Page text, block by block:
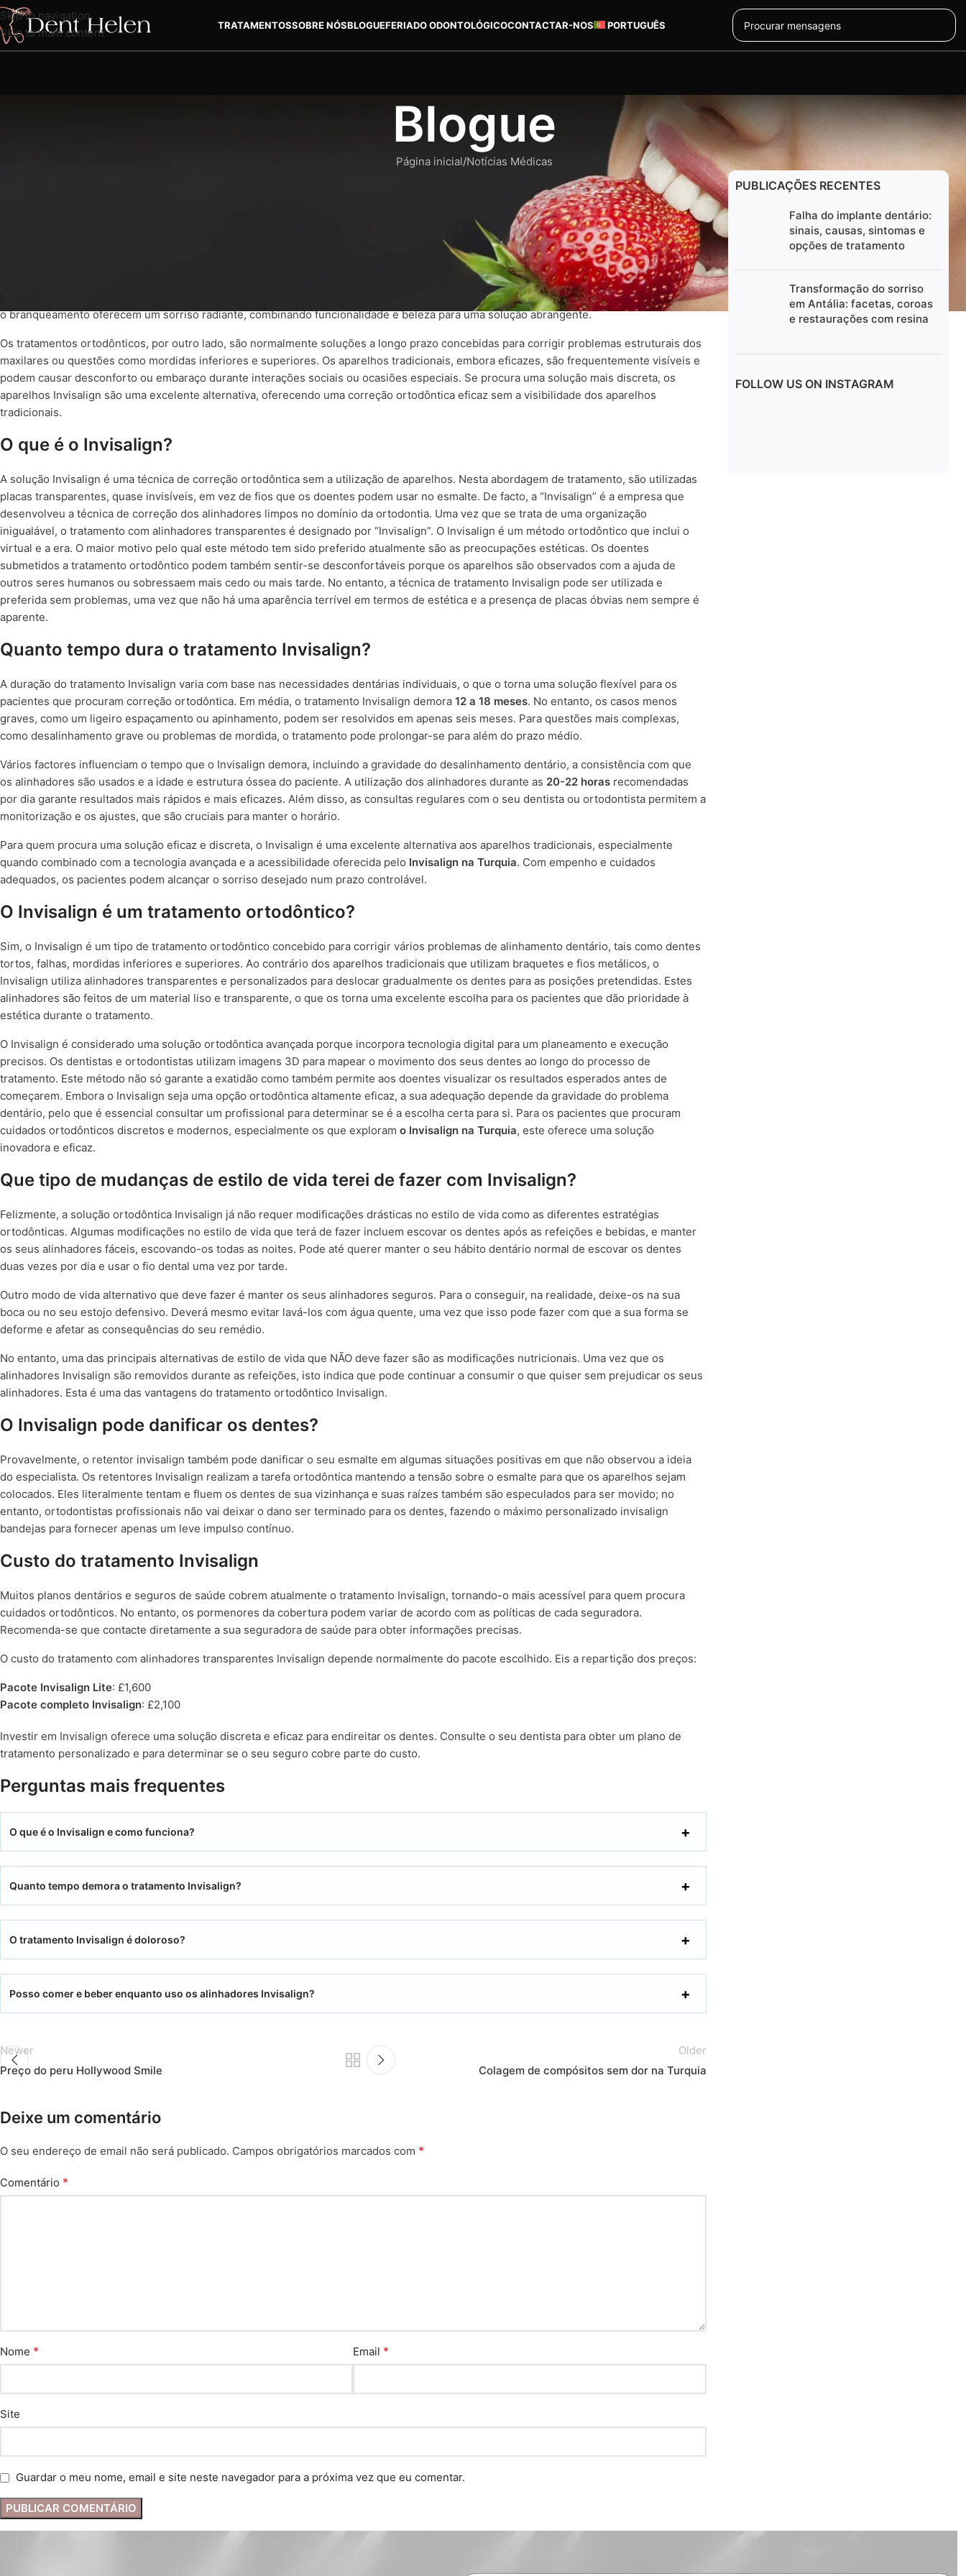
Skip to navigation
Skip to main content
TRATAMENTOSSOBRE NÓSBLOGUEFERIADO ODONTOLÓGICOCONTACTAR-NOS PORTUGUÊS
Blogue
Página inicial Notícias Médicas
O que é o tratamento invisalign – clear aligners na Turquia, Antalya?
Muitos tratamentos dentários têm como objetivo reparar vários problemas dentários e, ao mesmo tempo, melhorar o aspeto estético do
seu sorriso. Alguns procedimentos, como o aparelho Invisalign, tratam de problemas estruturais como dentes desalinhados, enquanto
outros, como o branqueamento dentário e a limpeza profunda, se centram em melhorias estéticas. Tratamentos como a destartarização e
o branqueamento oferecem um sorriso radiante, combinando funcionalidade e beleza para uma solução abrangente.
Os tratamentos ortodônticos, por outro lado, são normalmente soluções a longo prazo concebidas para corrigir problemas estruturais dos
maxilares ou questões como mordidas inferiores e superiores. Os aparelhos tradicionais, embora eficazes, são frequentemente visíveis e
podem causar desconforto ou embaraço durante interações sociais ou ocasiões especiais. Se procura uma solução mais discreta, os
aparelhos Invisalign são uma excelente alternativa, oferecendo uma correção ortodôntica eficaz sem a visibilidade dos aparelhos
tradicionais.
O que é o Invisalign?
A solução Invisalign é uma técnica de correção ortodôntica sem a utilização de aparelhos. Nesta abordagem de tratamento, são utilizadas
placas transparentes, quase invisíveis, em vez de fios que os doentes podem usar no esmalte. De facto, a “Invisalign” é a empresa que
desenvolveu a técnica de correção dos alinhadores limpos no domínio da ortodontia. Uma vez que se trata de uma organização
inigualável, o tratamento com alinhadores transparentes é designado por “Invisalign”. O Invisalign é um método ortodôntico que inclui o
virtual e a era. O maior motivo pelo qual este método tem sido preferido atualmente são as preocupações estéticas. Os doentes
submetidos a tratamento ortodôntico podem também sentir-se desconfortáveis porque os aparelhos são observados com a ajuda de
outros seres humanos ou sobressaem mais cedo ou mais tarde. No entanto, a técnica de tratamento Invisalign pode ser utilizada e
preferida sem problemas, uma vez que não há uma aparência terrível em termos de estética e a presença de placas óbvias nem sempre é
aparente.
Quanto tempo dura o tratamento Invisalign?
A duração do tratamento Invisalign varia com base nas necessidades dentárias individuais, o que o torna uma solução flexível para os
pacientes que procuram correção ortodôntica. Em média, o tratamento Invisalign demora 12 a 18 meses. No entanto, os casos menos
graves, como um ligeiro espaçamento ou apinhamento, podem ser resolvidos em apenas seis meses. Para questões mais complexas,
como desalinhamento grave ou problemas de mordida, o tratamento pode prolongar-se para além do prazo médio.
Vários factores influenciam o tempo que o Invisalign demora, incluindo a gravidade do desalinhamento dentário, a consistência com que
os alinhadores são usados e a idade e estrutura óssea do paciente. A utilização dos alinhadores durante as 20-22 horas recomendadas
por dia garante resultados mais rápidos e mais eficazes. Além disso, as consultas regulares com o seu dentista ou ortodontista permitem a
monitorização e os ajustes, que são cruciais para manter o horário.
Para quem procura uma solução eficaz e discreta, o Invisalign é uma excelente alternativa aos aparelhos tradicionais, especialmente
quando combinado com a tecnologia avançada e a acessibilidade oferecida pelo Invisalign na Turquia. Com empenho e cuidados
adequados, os pacientes podem alcançar o sorriso desejado num prazo controlável.
O Invisalign é um tratamento ortodôntico?
Sim, o Invisalign é um tipo de tratamento ortodôntico concebido para corrigir vários problemas de alinhamento dentário, tais como dentes
tortos, falhas, mordidas inferiores e superiores. Ao contrário dos aparelhos tradicionais que utilizam braquetes e fios metálicos, o
Invisalign utiliza alinhadores transparentes e personalizados para deslocar gradualmente os dentes para as posições pretendidas. Estes
alinhadores são feitos de um material liso e transparente, o que os torna uma excelente escolha para os pacientes que dão prioridade à
estética durante o tratamento.
O Invisalign é considerado uma solução ortodôntica avançada porque incorpora tecnologia digital para um planeamento e execução
precisos. Os dentistas e ortodontistas utilizam imagens 3D para mapear o movimento dos seus dentes ao longo do processo de
tratamento. Este método não só garante a exatidão como também permite aos doentes visualizar os resultados esperados antes de
começarem. Embora o Invisalign seja uma opção ortodôntica altamente eficaz, a sua adequação depende da gravidade do problema
dentário, pelo que é essencial consultar um profissional para determinar se é a escolha certa para si. Para os pacientes que procuram
cuidados ortodônticos discretos e modernos, especialmente os que exploram o Invisalign na Turquia, este oferece uma solução
inovadora e eficaz.
Que tipo de mudanças de estilo de vida terei de fazer com Invisalign?
Felizmente, a solução ortodôntica Invisalign já não requer modificações drásticas no estilo de vida como as diferentes estratégias
ortodônticas. Algumas modificações no estilo de vida que terá de fazer incluem escovar os dentes após as refeições e bebidas, e manter
os seus alinhadores fáceis, escovando-os todas as noites. Pode até querer manter o seu hábito dentário normal de escovar os dentes
duas vezes por dia e usar o fio dental uma vez por tarde.
Outro modo de vida alternativo que deve fazer é manter os seus alinhadores seguros. Para o conseguir, na realidade, deixe-os na sua
boca ou no seu estojo defensivo. Deverá mesmo evitar lavá-los com água quente, uma vez que isso pode fazer com que a sua forma se
deforme e afetar as consequências do seu remédio.
No entanto, uma das principais alternativas de estilo de vida que NÃO deve fazer são as modificações nutricionais. Uma vez que os
alinhadores Invisalign são removidos durante as refeições, isto indica que pode continuar a consumir o que quiser sem prejudicar os seus
alinhadores. Esta é uma das vantagens do tratamento ortodôntico Invisalign.
O Invisalign pode danificar os dentes?
Provavelmente, o retentor invisalign também pode danificar o seu esmalte em algumas situações positivas em que não observou a ideia
do especialista. Os retentores Invisalign realizam a tarefa ortodôntica mantendo a tensão sobre o esmalte para que os aparelhos sejam
colocados. Eles literalmente tentam e fluem os dentes de sua vizinhança e suas raízes também são especulados para ser movido; no
entanto, ortodontistas profissionais não vai deixar o dano ser terminado para os dentes, fazendo o máximo personalizado invisalign
bandejas para fornecer apenas um leve impulso contínuo.
Custo do tratamento Invisalign
Muitos planos dentários e seguros de saúde cobrem atualmente o tratamento Invisalign, tornando-o mais acessível para quem procura
cuidados ortodônticos. No entanto, os pormenores da cobertura podem variar de acordo com as políticas de cada seguradora.
Recomenda-se que contacte diretamente a sua seguradora de saúde para obter informações precisas.
O custo do tratamento com alinhadores transparentes Invisalign depende normalmente do pacote escolhido. Eis a repartição dos preços:
Pacote Invisalign Lite: £1,600
Pacote completo Invisalign: £2,100
Investir em Invisalign oferece uma solução discreta e eficaz para endireitar os dentes. Consulte o seu dentista para obter um plano de
tratamento personalizado e para determinar se o seu seguro cobre parte do custo.
Perguntas mais frequentes
O que é o Invisalign e como funciona?
Quanto tempo demora o tratamento Invisalign?
O tratamento Invisalign é doloroso?
Posso comer e beber enquanto uso os alinhadores Invisalign?
Newer
Preço do peru Hollywood Smile
Older
Colagem de compósitos sem dor na Turquia
Deixe um comentário
O seu endereço de email não será publicado. Campos obrigatórios marcados com *
Comentário *
Nome * Email *
Site
Guardar o meu nome, email e site neste navegador para a próxima vez que eu comentar.
PUBLICAÇÕES RECENTES
Falha do implante dentário:
sinais, causas, sintomas e
opções de tratamento
Transformação do sorriso
em Antália: facetas, coroas
e restaurações com resina
FOLLOW US ON INSTAGRAM